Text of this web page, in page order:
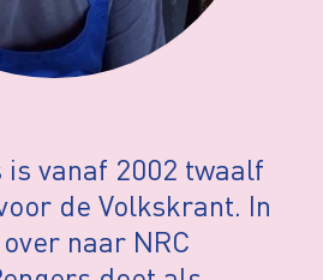
is vanaf 2002 twaalf
de Volkskrant. In
naar NRC